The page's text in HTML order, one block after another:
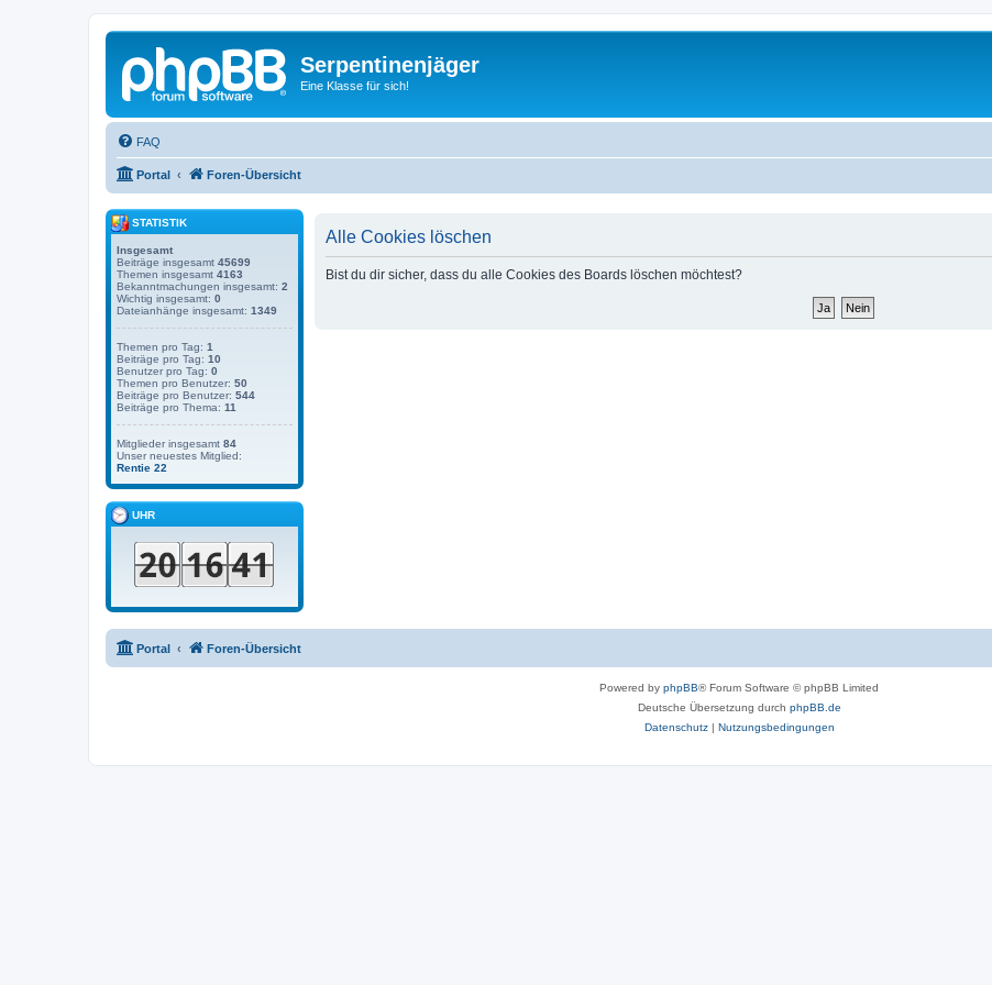
Serpentinenjäger
Eine Klasse für sich!
FAQ
Portal Foren-Übersicht
Alle Cookies löschen
Bist du dir sicher, dass du alle Cookies des Boards löschen möchtest?
STATISTIK
Insgesamt
Beiträge insgesamt 45699
Themen insgesamt 4163
Bekanntmachungen insgesamt: 2
Wichtig insgesamt: 0
Dateianhänge insgesamt: 1349
Themen pro Tag: 1
Beiträge pro Tag: 10
Benutzer pro Tag: 0
Themen pro Benutzer: 50
Beiträge pro Benutzer: 544
Beiträge pro Thema: 11
Mitglieder insgesamt 84
Unser neuestes Mitglied:
Rentie 22
UHR
Portal Foren-Übersicht
Powered by phpBB® Forum Software © phpBB Limited
Deutsche Übersetzung durch phpBB.de
Datenschutz| Nutzungsbedingungen